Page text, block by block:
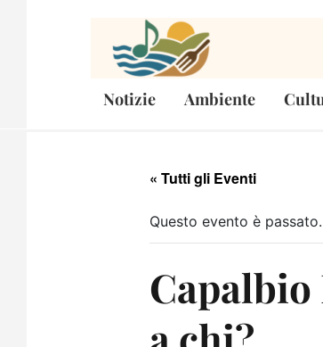
Notizie Ambiente
« Tutti gli Eventi
Questo evento è passato.